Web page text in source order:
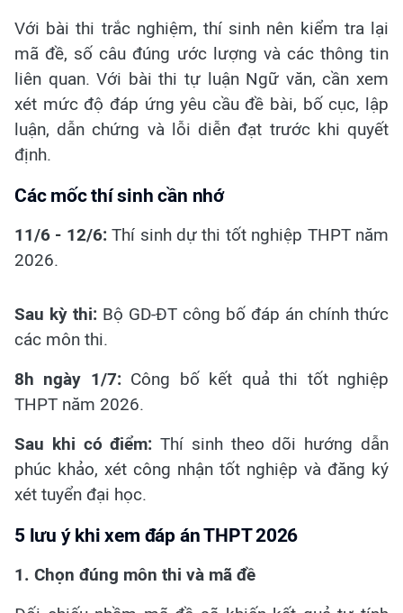
Với bài thi trắc nghiệm, thí sinh nên kiểm tra lại
mã đề, số câu đúng ước lượng và các thông tin
liên quan. Với bài thi tự luận Ngữ văn, cần xem
xét mức độ đáp ứng yêu cầu đề bài, bố cục, lập
luận, dẫn chứng và lỗi diễn đạt trước khi quyết
định.
Các mốc thí sinh cần nhớ
11/6 - 12/6:Thí sinh dự thi tốt nghiệp THPT năm
2026.
Sau kỳ thi: Bộ GD-ĐT công bố đáp án chính thức
các môn thi.
8h ngày 1/7:Công bố kết quả thi tốt nghiệp
THPT năm 2026.
Sau khi có điểm: Thí sinh theo dõi hướng dẫn
phúc khảo, xét công nhận tốt nghiệp và đăng ký
xét tuyển đại học.
5 lưu ý khi xem đáp án THPT 2026
1. Chọn đúng môn thi và mã đề